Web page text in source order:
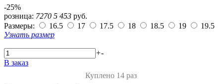
-25%
розница: 7270 5 453 руб.
Размеры:
16.5 17 17.5 18 18.5 19
19.5
Узнать размер
+-
В заказ
Куплено 14 раз